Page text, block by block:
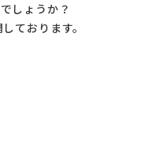
しょ うか？
ております。